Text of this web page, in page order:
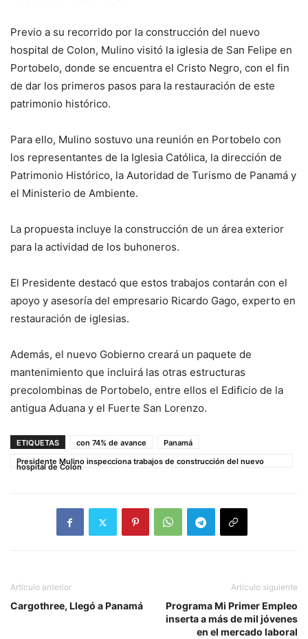
Previo a su recorrido por la construcción del nuevo
hospital de Colon, Mulino visitó la iglesia de San Felipe en
Portobelo, donde se encuentra el Cristo Negro, con el fin
de dar los primeros pasos para la restauración de este
patrimonio histórico.
Para ello, Mulino sostuvo una reunión en Portobelo con
los representantes de la Iglesia Católica, la dirección de
Patrimonio Histórico, la Autoridad de Turismo de Panamá y
el Ministerio de Ambiente.
La propuesta incluye la construcción de un área exterior
para la actividad de los buhoneros.
El Presidente destacó que estos trabajos contarán con el
apoyo y asesoría del empresario Ricardo Gago, experto en
restauración de iglesias.
Además, el nuevo Gobierno creará un paquete de
mantenimiento que incluirá las otras estructuras
precolombinas de Portobelo, entre ellos el Edificio de la
antigua Aduana y el Fuerte San Lorenzo.
ETIQUETAS con 74% de avance
Panamá
Presidente Mulino inspecciona trabajos de construcción del nuevo
hospital de Colón
Artículo anterior
Cargothree, Llegó a Panamá
Artículo siguiente
Programa Mi Primer Empleo
inserta a más de mil jóvenes
en el mercado laboral